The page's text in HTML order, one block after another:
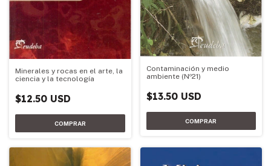
Minerales y rocas en el arte, la
ciencia y la tecnología
$12.50 USD
Contaminación y medio
ambiente (Nº21)
$13.50 USD